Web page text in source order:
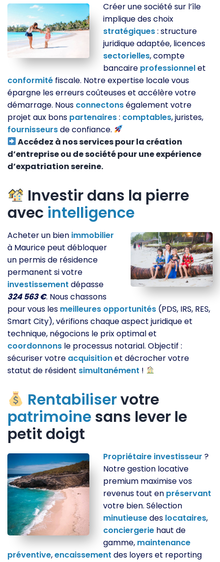
Créer une société sur l’île
implique des choix
stratégiques: structure
juridique adaptée, licences
sectorielles, compte
bancaire professionnelet
conformité fiscale. Notre expertise locale vous
épargne les erreurs coûteuses et accélère votre
démarrage. Nous connectonségalement votre
projet aux bons partenaires: comptables, juristes,
fournisseursde confiance.
Accédez à nos services pour la création
d’entreprise ou de société pour une expérience
d’expatriation sereine.
Investir dans la pierre
avec intelligence
Acheter un bien immobilier
à Maurice peut débloquer
un permis de résidence
permanent si votre
investissement dépasse
324 563 €. Nous chassons
pour vous les meilleures opportunités (PDS, IRS, RES,
Smart City), vérifions chaque aspect juridique et
technique, négocions le prix optimal et
coordonnons le processus notarial. Objectif :
sécuriser votre acquisitionet décrocher votre
statut de résident simultanément !
Rentabiliservotre
patrimoinesans lever le
petit doigt
Propriétaire investisseur ?
Notre gestion locative
premium maximise vos
revenus tout en préservant
votre bien. Sélection
minutieusedes locataires,
conciergerie haut de
gamme, maintenance
préventive,encaissement des loyers et reporting